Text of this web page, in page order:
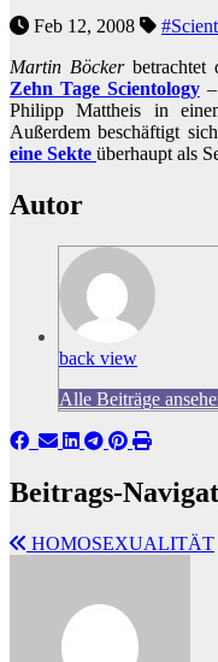
Feb 12, 2008
Martin Böckerbetrachtet
Zehn Tage Scientology–
Philipp Mattheis in
Außerdem beschäftigt sich
eine Sekte überhaupt als
Autor
back view
Alle Beiträge
Beitrags-
HOMOSEXUALITÄT